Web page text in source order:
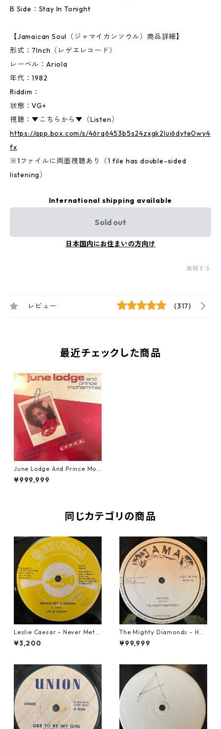
B Side：Stay In Tonight
【Jamaican Soul（ジャマイカンソウル）商品詳細】
形式：7Inch（レゲエレコード）
レーベル：Ariola
年代：1982
Riddim：
状態：VG+
視聴：▼こちらから▼（Listen）
https://app.box.com/s/46rq6453b5s24zxgk2lui6dyte0wy4
fx
※1ファイルに両面視聴あり（1 file has double-sided
listening）
International shipping available
Sold out
日本国内にお住まいの方向け
通報する
レビュー (317)
最近チェックした商品
June Lodge And Prince Moh
ammed ‎- Someone Loves Yo
u Honey【7-20379】
¥999,999
同じカテゴリの商品
Leslie Caesar - Never Met A
Woman【12-50067】
¥3,200
The Mighty Diamonds - Hey
Girl【12-50053】
¥99,999